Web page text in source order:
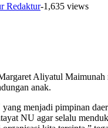
Redaktur-1,635 views
Aliyatul Maimunah
anak.
menjadi pimpinan
NU agar selalu